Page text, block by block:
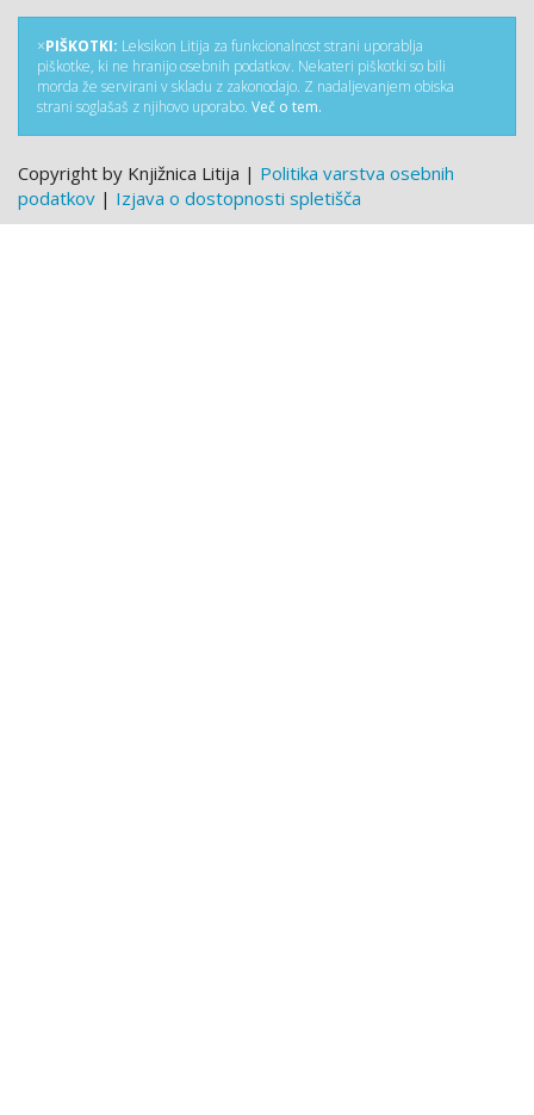
×PIŠKOTKI: Leksikon Litija za funkcionalnost strani uporablja
piškotke, ki ne hranijo osebnih podatkov. Nekateri piškotki so bili
morda že servirani v skladu z zakonodajo. Z nadaljevanjem obiska
strani soglašaš z njihovo uporabo. Več o tem.
Copyright by Knjižnica Litija | Politika varstva osebnih
podatkov | Izjava o dostopnosti spletišča